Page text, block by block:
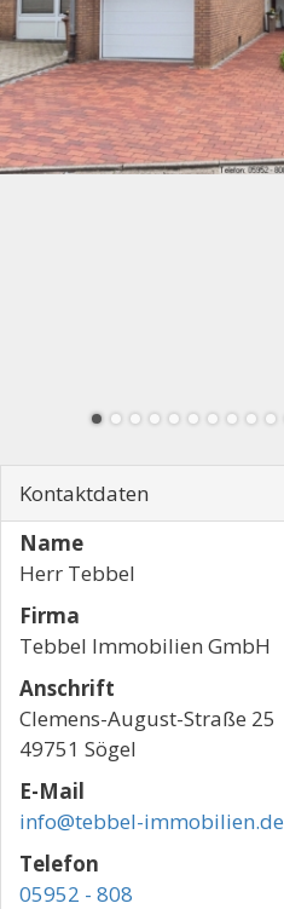
Kontaktdaten
Name
Herr Tebbel
Firma
Tebbel Immobilien GmbH
Anschrift
Clemens-August-Straße 25
49751 Sögel
E-Mail
info@tebbel-immobilien.de
Telefon
05952 - 808